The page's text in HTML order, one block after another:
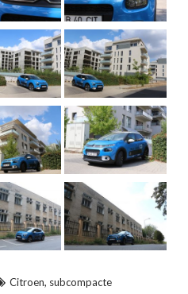
Citroen, subcompacte